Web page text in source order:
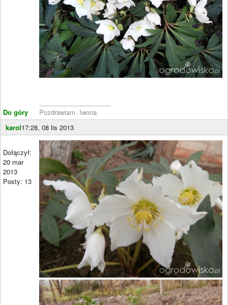
Do góry
Pozdrawiam. Iwona
karol17:28, 08 lis 2013
Dołączył:
20 mar
2013
Posty: 13